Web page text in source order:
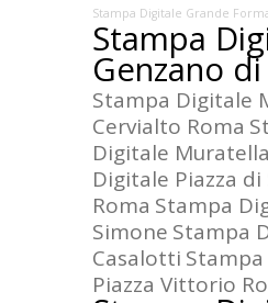
Stampa Digitale Grande
Stampa
Genzano
Stampa Digitale
Cervialto Roma
Digitale Muratella
Digitale Piazza di
Roma Stampa
Simone Stampa
Casalotti
Piazza Vittorio